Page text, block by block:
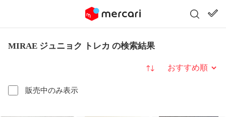
MIRAE ジュニョク トレカ の検索結果
販売中のみ表示
並び替え